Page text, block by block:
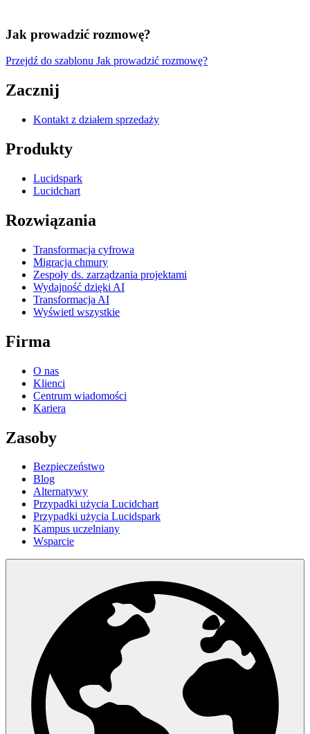
Jak prowadzić rozmowę?
Przejdź do szablonu Jak prowadzić rozmowę?
Zacznij
Kontakt z działem sprzedaży
Produkty
Lucidspark
Lucidchart
Rozwiązania
Transformacja cyfrowa
Migracja chmury
Zespoły ds. zarządzania projektami
Wydajność dzięki AI
Transformacja AI
Wyświetl wszystkie
Firma
O nas
Klienci
Centrum wiadomości
Kariera
Zasoby
Bezpieczeństwo
Blog
Alternatywy
Przypadki użycia Lucidchart
Przypadki użycia Lucidspark
Kampus uczelniany
Wsparcie